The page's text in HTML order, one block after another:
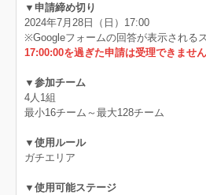
▼申請締め切り
2024年7月28日（日）17:00
※Googleフォームの回答が表示される
17:00:00を過ぎた申請は受理できません
▼参加チーム
4人1組
最小16チーム～最大128チーム
▼使用ルール
ガチエリア
▼使用可能ステージ